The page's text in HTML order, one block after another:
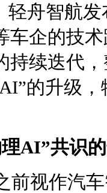
轻舟智航
车企的技
持续迭代
的升级
AI”共识
前视作汽